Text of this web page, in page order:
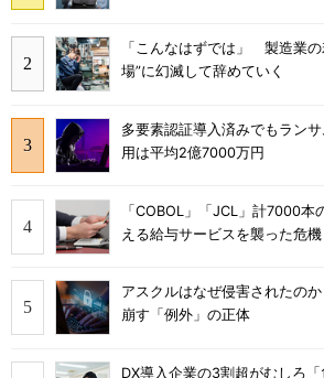
「こんなはずでは」 製造業
場”に幻滅して辞めていく
多要素認証導入済みでもラン
用は平均2億7000万円
「COBOL」「JCL」計7000
える給与サービスを襲った危機
アスクルはなぜ侵害されたの
崩す「例外」の正体
DX導入企業の3割超がむしろ